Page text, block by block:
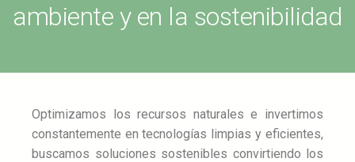
ambiente y en la sostenibilidad
Optimizamos los recursos naturales e invertimos
constantemente en tecnologías limpias y eficientes,
buscamos soluciones sostenibles convirtiendo los